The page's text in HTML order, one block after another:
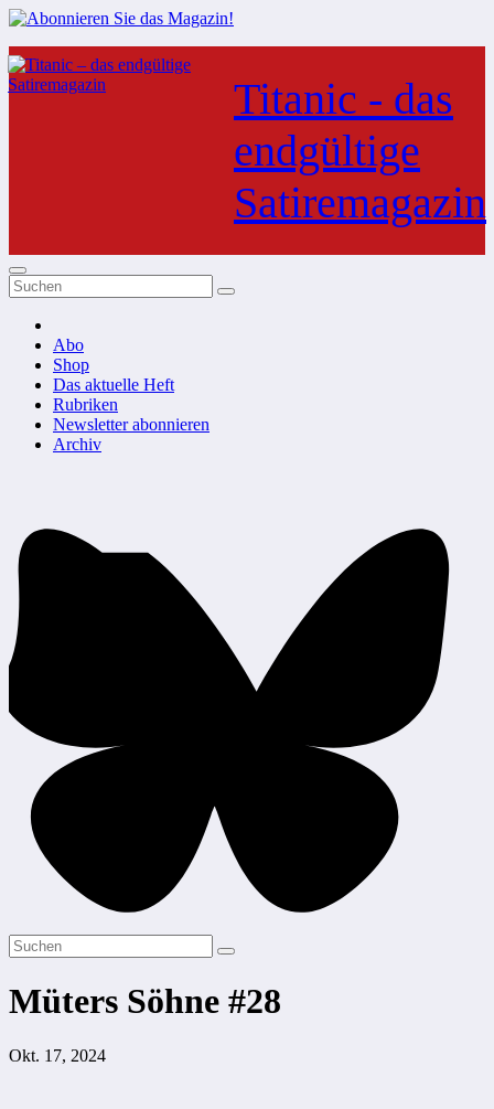
Zum
Inhalt
springen
Titanic - das
endgültige
Satiremagazin
Abo
Shop
Das aktuelle Heft
Rubriken
Newsletter abonnieren
Archiv
Müters Söhne #28
Okt. 17, 2024